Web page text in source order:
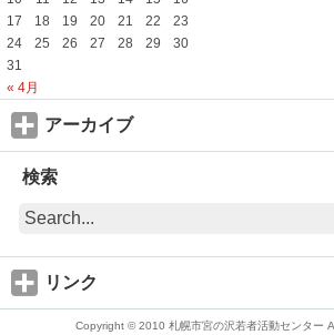
« 4月
17
18 19 20 21 22
23
24
25 26 27 28 29
30
31
アーカイブ
検索
リンク
Copyright © 2010 札幌市宮の沢若者活動センター